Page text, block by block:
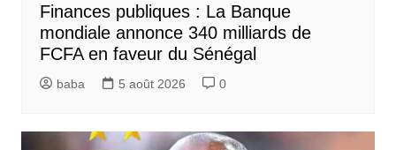
Finances publiques : La Banque
mondiale annonce 340 milliards de
FCFA en faveur du Sénégal
baba 5 août 2026 0